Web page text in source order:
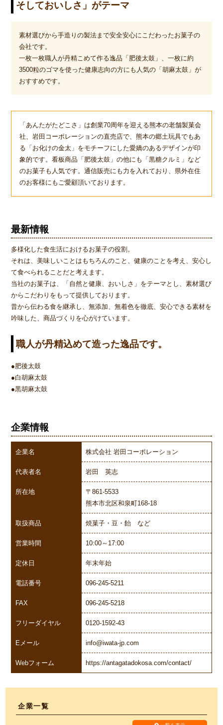
そしておいしさ」がテーマ
素材選びから手造りの製法まで安全安心にこだわったお菓子の
会社です。
一枚一枚職人が丹精こめて作る逸品「肥後太鼓」、一枚に約
3500粒のゴマを使った健康志向の方にも人気の「胡麻太鼓」が
おすすめです。
「あんたがたどこさ」は創業70周年を迎える熊本の老舗製菓会
社、岩田コーポレーションの直売店で、熊本の郷土玩具でもあ
る「お化けの金太」をモチーフにした愛嬌のあるデザインが印
象的です。看板商品「肥後太鼓」の他にも「黒糖クルミ」など
のお菓子も人気です。通信販売にも力を入れており、県外在住
のお客様にもご愛顧頂いております。
最新情報
多様化した食生活におけるお菓子の役割。
それは、美味しいことはもちろんのこと、健康のことを考え、安心し
て食べられることだと考えます。
当社のお菓子は、「自然と健康、おいしさ」をテーマとし、素材選び
からこだわりをもって提供しております。
昔から伝わる食を継承し、無添加、無着色を徹底、安心できる素材を
吟味した、商品づくりを心がけています。
職人が丹精込めて造った逸品です。
●肥後太鼓
●白胡麻太鼓
●黒胡麻太鼓
企業情報
企業名 株式会社 岩田コーポレーション
代表者名 岩田 英志
所在地
〒861-5533
熊本市北区和泉町168-18
取扱商品 焼菓子・豆・飴 など
営業時間 10:00～17:00
定休日 年末年始
電話番号 096-245-5211
FAX 096-245-5218
フリーダイヤル 0120-1592-43
Eメール info@iwata-jp.com
Webフォーム https://antagatadokosa.com/contact/
企業一覧